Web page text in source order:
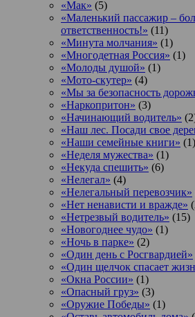
«Мак» (5)
«Маленький пассажир –
ответственность!» (11)
«Минута молчания» (1)
«Многодетная Россия» (1)
«Молоды душой» (1)
«Мото-скутер» (4)
«Мы за безопасность
«Наркопритон» (3)
«Начинающий водитель»
«Наш лес. Посади свое
«Наши семейные книги» (1)
«Неделя мужества» (1)
«Некуда спешить» (6)
«Нелегал» (4)
«Нелегальный перевозчик»
«Нет ненависти и вражде»
«Нетрезвый водитель» (15)
«Новогоднее чудо» (1)
«Ночь в парке» (2)
«Один день с Росгвардией»
«Один щелчок спасает
«Окна России» (1)
«Опасный груз» (3)
«Оружие Победы» (1)